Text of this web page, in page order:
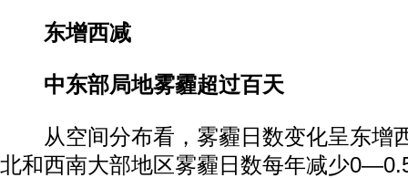
东增西减
中东部局地雾霾超过百天
从空间分布看，雾霾日数变化呈东增
北和西南大部地区雾霾日数每年减少